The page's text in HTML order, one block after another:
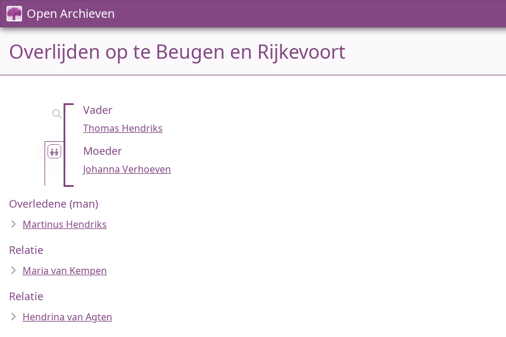
Open Archieven
Overlijden op te Beugen en Rijkevoort
Vader
Thomas Hendriks
Moeder
Johanna Verhoeven
Overledene (man)
Martinus Hendriks
Relatie
Maria van Kempen
Relatie
Hendrina van Agten